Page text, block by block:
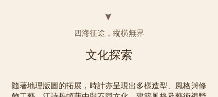
四海征途，縱橫無界
​文化探索
隨著地理版圖的拓展，時計亦呈現出多樣造型、風格與修